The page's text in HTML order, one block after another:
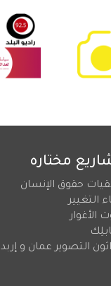
مختاره
حقوق الإنسان
التغيير
الأغوار
التصوير عمان و إربد